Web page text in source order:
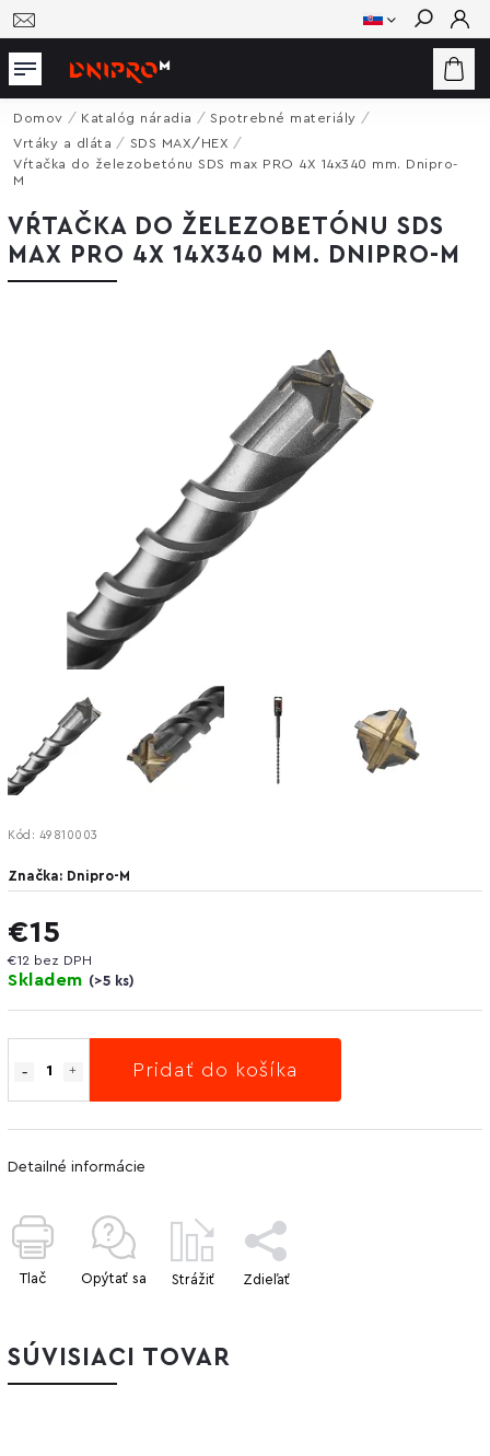
Hľadať
Domov / Katalóg náradia / Spotrebné materiály /
Vrtáky a dláta / SDS MAX/HEX /
Vŕtačka do železobetónu SDS max PRO 4X 14x340 mm. Dnipro-
M
VŔTAČKA DO ŽELEZOBETÓNU SDS
MAX PRO 4X 14X340 MM. DNIPRO-M
Kód: 49810003
Značka: Dnipro-M
€15
€12 bez DPH
Skladem (>5 ks)
Pridať do košíka
Detailné informácie
Tlač Opýtať sa Strážiť Zdieľať
SÚVISIACI TOVAR